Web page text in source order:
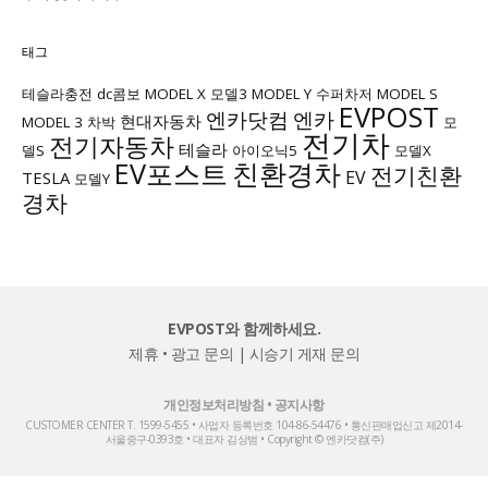
태그
테슬라충전 dc콤보 MODEL X 모델3 MODEL Y 수퍼차저 MODEL S
MODEL 3 차박 현대자동차 엔카닷컴 엔카 EVPOST 모
델S 전기자동차 테슬라 아이오닉5 전기차 모델X
TESLA 모델Y EV포스트 친환경차 EV 전기친환
경차
EVPOST와 함께하세요.
제휴 • 광고 문의 | 시승기 게재 문의
개인정보처리방침 • 공지사항
CUSTOMER CENTER T. 1599-5455 • 사업자 등록번호 104-86-54476 • 통신판매업신고 제2014-
서울중구-0393호 • 대표자 김상범 • Copyright © 엔카닷컴(주)